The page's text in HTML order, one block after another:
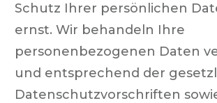
Schutz Ihrer persönlichen
ernst. Wir behandeln Ihre
personenbezogenen Daten
und entsprechend der
Datenschutzvorschriften